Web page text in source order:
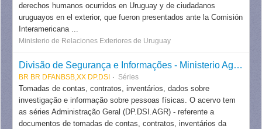
derechos humanos ocurridos en Uruguay y de ciudadanos
uruguayos en el exterior, que fueron presentados ante la Comisión
Interamericana ...
Ministerio de Relaciones Exteriores de Uruguay
Divisão de Segurança e Informações - Ministerio Agricultura
BR BR DFANBSB,XX DP.DSI Séries
Tomadas de contas, contratos, inventários, dados sobre
investigação e informação sobre pessoas físicas. O acervo tem
as séries Administração Geral (DP.DSI.AGR) - referente a
documentos de tomadas de contas, contratos, inventários da